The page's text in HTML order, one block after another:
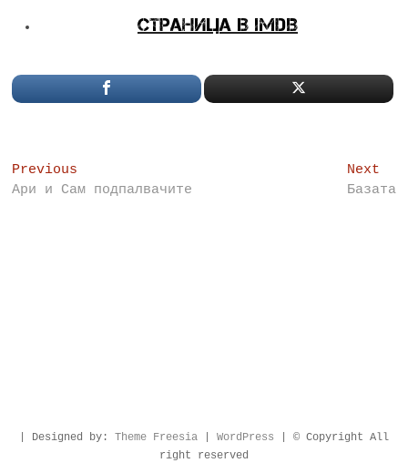
Страница в IMDB
Post
navigation
Previous
post:
Ари и Сам подпалвачите
Next
Базата
| Designed by: Theme Freesia| WordPress | © Copyright All
right reserved